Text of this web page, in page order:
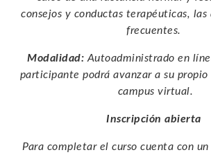
consejos y conductas terapéuticas,
frecuentes.
Modalidad: Autoadministrado en
participante podrá avanzar a su
campus virtual.
Inscripción abierta
Para completar el curso cuenta con